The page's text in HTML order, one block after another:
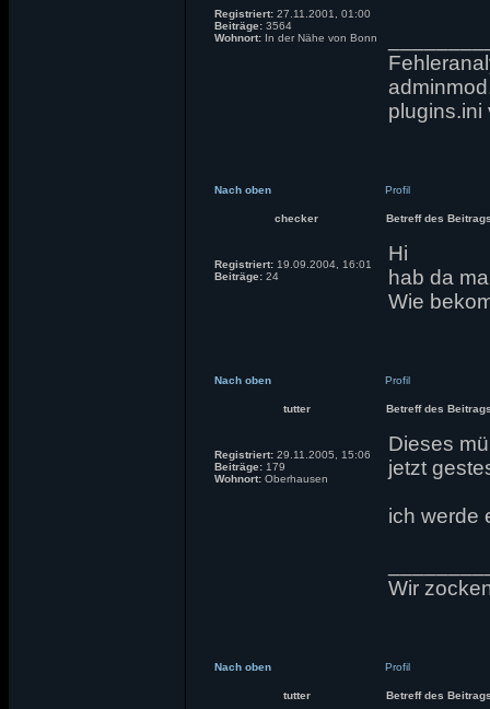
Registriert: 27.11.2001, 01:00
Beiträge: 3564
Wohnort: In der Nähe von Bonn
Nach oben Profil
checker Betreff des
Registriert: 19.09.2004, 16:01
Beiträge: 24
Hi
hab da
Wie
Nach oben Profil
tutter Betreff des
Registriert: 29.11.2005, 15:06
Beiträge: 179
Wohnort: Oberhausen
Dieses
jetzt
ich werde
Wir
Nach oben Profil
tutter Betreff des